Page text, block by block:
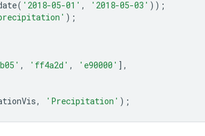
( '2018-05-01' , '2018-05-03' ));
);
, 'ff4a2d' , 'e90000' ],
, 'Precipitation' );